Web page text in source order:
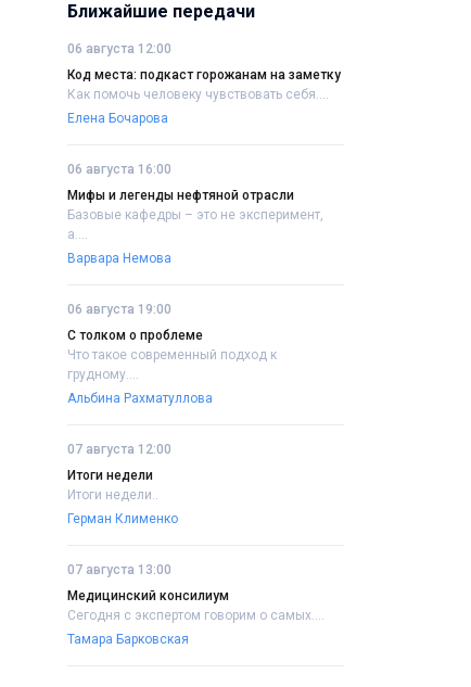
Ближайшие передачи
06 августа 12:00
Код места: подкаст горожанам на заметку
Как помочь человеку чувствовать себя....
Елена Бочарова
06 августа 16:00
Мифы и легенды нефтяной отрасли
Базовые кафедры – это не эксперимент,
а....
Варвара Немова
06 августа 19:00
С толком о проблеме
Что такое современный подход к
грудному....
Альбина Рахматуллова
07 августа 12:00
Итоги недели
Итоги недели..
Герман Клименко
07 августа 13:00
Медицинский консилиум
Сегодня с экспертом говорим о самых....
Тамара Барковская